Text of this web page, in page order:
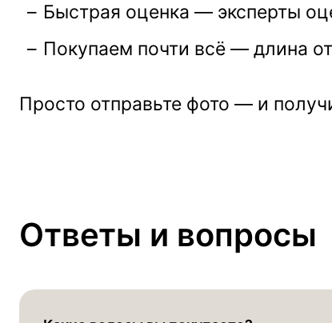
Быстрая оценка — эксперты
Покупаем почти всё — длина
Просто отправьте фото — и
Ответы и вопросы